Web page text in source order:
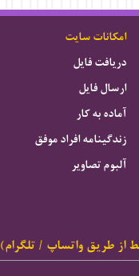
امکانات سایت
دریافت فایل
ارسال فایل
آماده به کار
زندگینامه افراد موفق
آلبوم تصاویر
از طریق واتساپ / تلگرام)